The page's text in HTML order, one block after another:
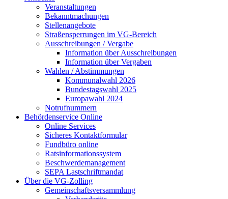
Veranstaltungen
Bekanntmachungen
Stellenangebote
Straßensperrungen im VG-Bereich
Ausschreibungen / Vergabe
Information über Ausschreibungen
Information über Vergaben
Wahlen / Abstimmungen
Kommunalwahl 2026
Bundestagswahl 2025
Europawahl 2024
Notrufnummern
Behördenservice Online
Online Services
Sicheres Kontaktformular
Fundbüro online
Ratsinformationssystem
Beschwerdemanagement
SEPA Lastschriftmandat
Über die VG-Zolling
Gemeinschaftsversammlung